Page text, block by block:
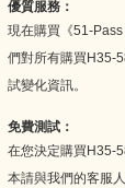
優質服務：
現在購買《51-
們對所有購買H35-
試變化資訊。
免費測試：
在您決定購買H35-
本請與我們的客服